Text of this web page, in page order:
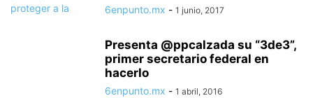
6enpunto.mx - 1 junio, 2017
Presenta @ppcalzada su “3de3”,
primer secretario federal en
hacerlo
6enpunto.mx - 1 abril, 2016